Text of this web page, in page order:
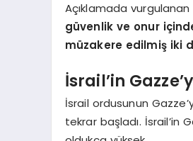
Açıklamada
güvenlik ve onur
müzakere edilmiş iki
İsrail’in
İsrail ordusunun
tekrar başladı. İsrail’in